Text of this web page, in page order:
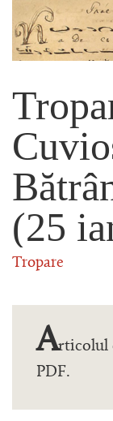
(25
Tropare
Articolul
PDF.